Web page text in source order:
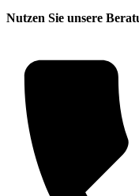
Nutzen Sie unsere